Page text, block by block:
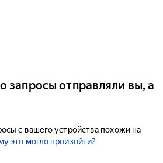
запросы отправляли вы, а
с вашего устройства похожи на
это могло произойти?